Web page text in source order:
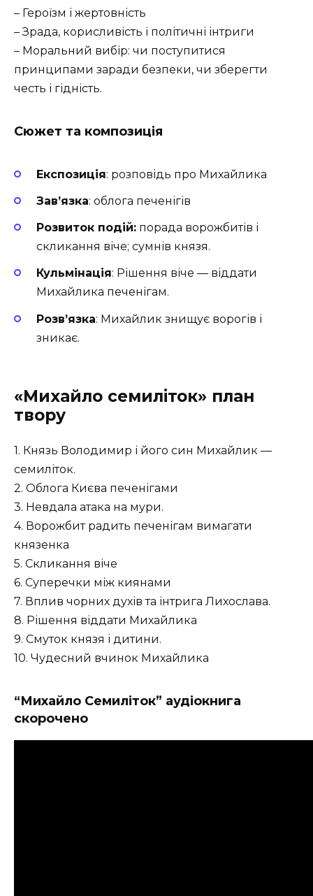
– Героїзм і жертовність
– Зрада, корисливість і політичні інтриги
– Моральний вибір: чи поступитися
принципами заради безпеки, чи зберегти
честь і гідність.
Сюжет та композиція
Експозиція: розповідь про Михайлика
Завʼязка: облога печенігів
Розвиток подій: порада ворожбитів і
скликання віче; сумнів князя.
Кульмінація: Рішення віче — віддати
Михайлика печенігам.
Розвʼязка: Михайлик знищує ворогів і
зникає.
«Михайло семиліток» план
твору
1. Князь Володимир і його син Михайлик —
семиліток.
2. Облога Києва печенігами
3. Невдала атака на мури.
4. Ворожбит радить печенігам вимагати
князенка
5. Скликання віче
6. Суперечки між киянами
7. Вплив чорних духів та інтрига Лихослава.
8. Рішення віддати Михайлика
9. Смуток князя і дитини.
10. Чудесний вчинок Михайлика
“Михайло Семиліток” аудіокнига
скорочено